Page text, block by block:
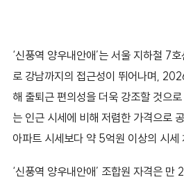
‘신풍역 양우내안애’는 서울 지하철 7
로 강남까지의 접근성이 뛰어나며,
해 출퇴근 편의성을 더욱 강조할 것으
는 인근 시세에 비해 저렴한 가격으로
아파트 시세보다 약 5억원 이상의 시세
‘신풍역 양우내안애’ 조합원 자격은 만